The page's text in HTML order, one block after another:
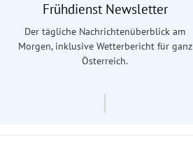
Frühdienst Newsletter
Der tägliche Nachrichtenüberblick am
Morgen, inklusive Wetterbericht für ganz
Österreich.